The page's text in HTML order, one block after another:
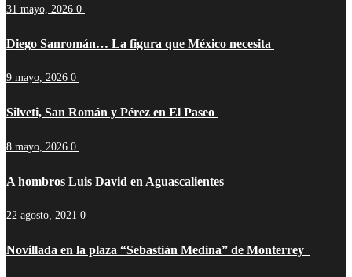
31 mayo, 2026 0
Diego Sanromán… La figura que México necesita
9 mayo, 2026 0
Silveti, San Román y Pérez en El Paseo
8 mayo, 2026 0
A hombros Luis David en Aguascalientes
22 agosto, 2021 0
Novillada en la plaza “Sebastián Medina” de Monterrey